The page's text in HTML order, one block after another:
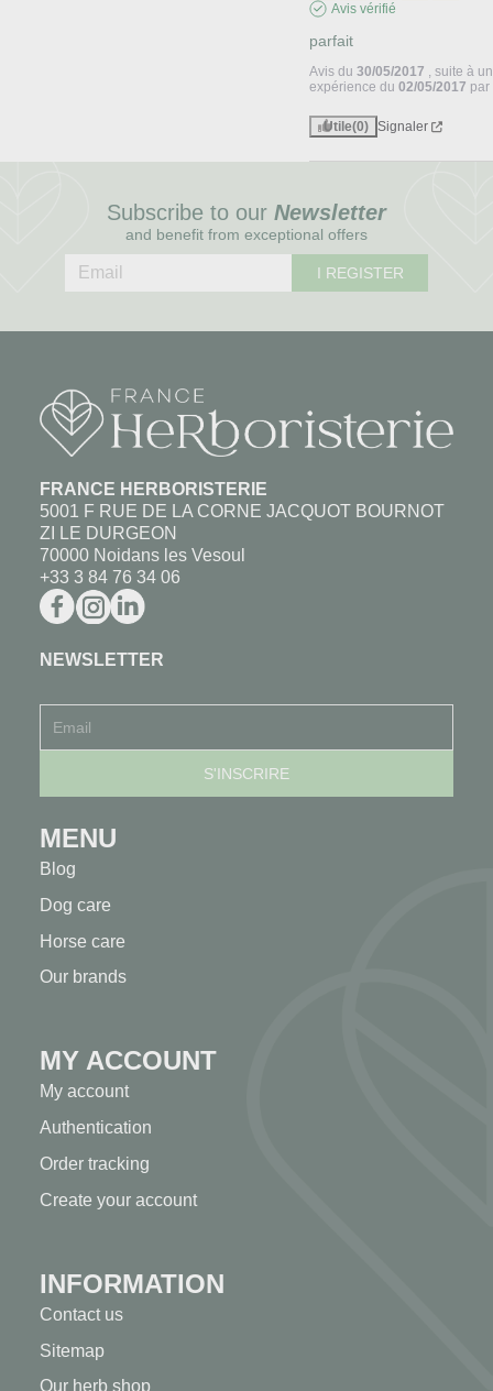
Avis vérifié
parfait
Avis du30/05/2017 , suite à
expérience du02/05/2017 par
Utile(0) Signaler
Subscribe to our Newsletter
and benefit from exceptional offers
I REGISTER
FRANCE HERBORISTERIE
5001 F RUE DE LA CORNE JACQUOT BOURNOT
ZI LE DURGEON
70000 Noidans les Vesoul
+33 3 84 76 34 06
NEWSLETTER
MENU
Blog
Dog care
Horse care
Our brands
MY ACCOUNT
My account
Authentication
Order tracking
Create your account
INFORMATION
Contact us
Sitemap
Our herb shop